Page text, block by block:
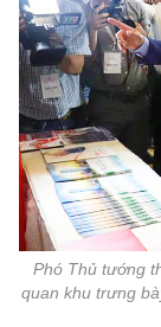
Phó Thủ tướng
quan khu trưng